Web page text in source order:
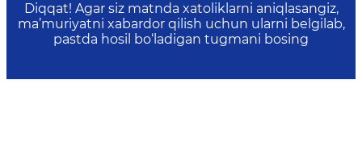
Diqqat! Agar siz matnda xatoliklarni aniqlasangiz,
ma’muriyatni xabardor qilish uchun ularni belgilab,
pastda hosil bo‘ladigan tugmani bosing